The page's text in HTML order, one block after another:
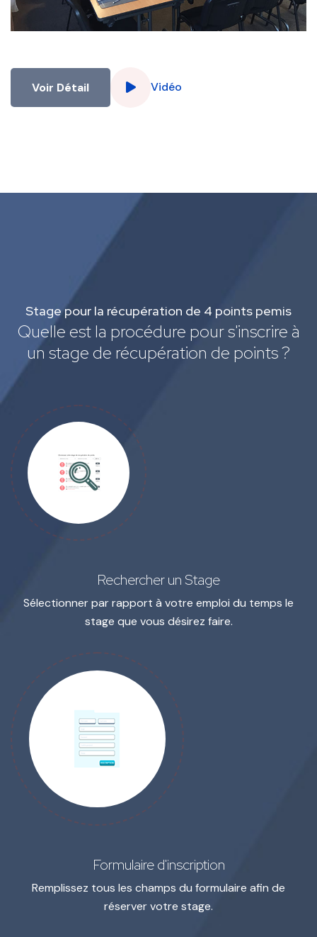
Voir Détail Vidéo
Stage pour la récupération de 4 points pemis
Quelle est la procédure pour s'inscrire à
un stage de récupération de points ?
Rechercher un Stage
Sélectionner par rapport à votre emploi du temps le
stage que vous désirez faire.
Formulaire d'inscription
Remplissez tous les champs du formulaire afin de
réserver votre stage.